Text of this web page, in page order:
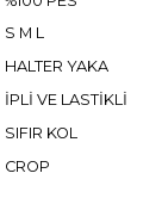
S M L
HALTER YAKA
İPLİ VE LASTİKLİ
SIFIR KOL
CROP